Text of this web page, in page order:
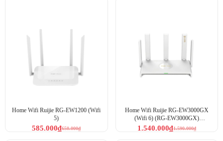
Home Wifi Ruijie RG-EW1200 (Wifi
5)
650.000₫
585.000₫
Home Wifi Ruijie RG-EW3000GX
(Wifi 6) (RG-EW3000GX)
3000Mbps Mesh Cloud
1.590.000₫
1.540.000₫